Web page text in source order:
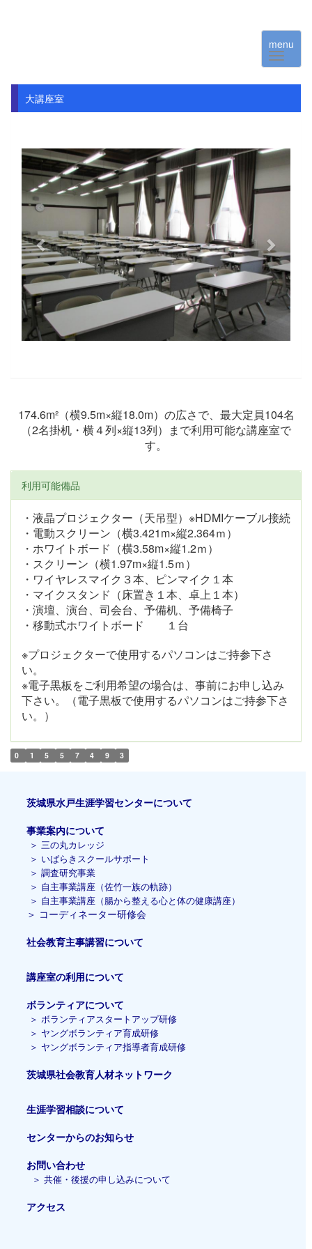
menu
大講座室
r
e
v
i
o
u
s
e
x
t
174.6m²（横9.5m×縦18.0m）の広さで、最大定員104名
（2名掛机・横４列×縦13列）まで利用可能な講座室で
す。
利用可能備品
・液晶プロジェクター（天吊型）※HDMIケーブル接続
・電動スクリーン（横3.421m×縦2.364ｍ）
・ホワイトボード（横3.58m×縦1.2ｍ）
・スクリーン（横1.97m×縦1.5ｍ）
・ワイヤレスマイク３本、ピンマイク１本
・マイクスタンド（床置き１本、卓上１本）
・演壇、演台、司会台、予備机、予備椅子
・移動式ホワイトボード １台
※プロジェクターで使用するパソコンはご持参下さ
い。
※電子黒板をご利用希望の場合は、事前にお申し込み
下さい。
（電子黒板で使用するパソコンはご持参下さ
い。）
0 1 5 5 7 4 9 3
茨城県水戸生涯学習センターについて
事業案内について
＞ 三の丸カレッジ
＞ いばらきスクールサポート
＞ 調査研究事業
＞ 自主事業講座（佐竹一族の軌跡）
＞ 自主事業講座（腸から整える心と体の健康講座）
＞ コーディネーター研修会
社会教育主事講習について
講座室の利用について
ボランティアについて
＞ ボランティアスタートアップ研修
＞ ヤングボランティア育成研修
＞ ヤングボランティア指導者育成研修
茨城県社会教育人材ネットワーク
生涯学習相談について
センターからのお知らせ
お問い合わせ
＞ 共催・後援の申し込みについて
アクセス